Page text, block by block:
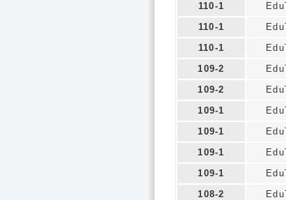
110-1
110-1
110-1
109-2
109-2
109-1
109-1
109-1
109-1
108-2